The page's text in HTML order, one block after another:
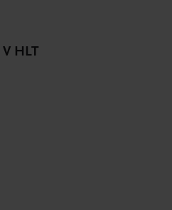
HLT